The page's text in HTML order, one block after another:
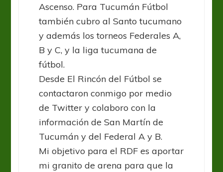
Ascenso. Para Tucumán Fútbol
también cubro al Santo tucumano
y además los torneos Federales A,
B y C, y la liga tucumana de
fútbol.
Desde El Rincón del Fútbol se
contactaron conmigo por medio
de Twitter y colaboro con la
información de San Martín de
Tucumán y del Federal A y B.
Mi objetivo para el RDF es aportar
mi granito de arena para que la